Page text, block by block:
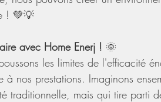
! 💚💡
avec Home Enerj ! 🌞
les limites de l'efficacité
à nos prestations. Imaginons
traditionnelle, mais qui tire parti